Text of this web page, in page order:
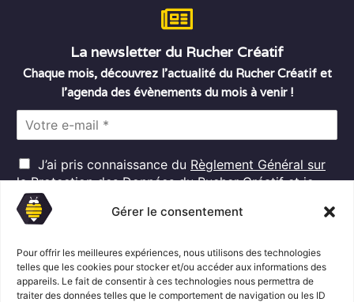
Gérer le consentement
Pour offrir les meilleures expériences, nous utilisons des technologies
telles que les cookies pour stocker et/ou accéder aux informations des
appareils. Le fait de consentir à ces technologies nous permettra de
traiter des données telles que le comportement de navigation ou les ID
La newsletter du Rucher Créatif
Chaque mois, découvrez l’actualité du Rucher Créatif et
l’agenda des évènements du mois à venir !
l
*
R
G
D
P
J’ai pris connaissance du Règlement Général sur
la Protection des Donnéesdu Rucher Créatif et je
consens au traitement de mes données personnelles
dans ces conditions.*
S'abonner